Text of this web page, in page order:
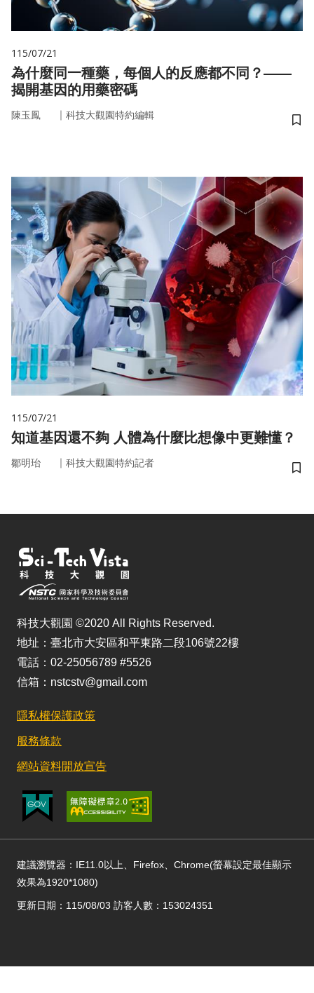
115/07/21
為什麼同一種藥，每個人的反應都不同？——
揭開基因的用藥密碼
陳玉鳳 ｜ 科技大觀園特約編輯
儲
115/07/21
知道基因還不夠 人體為什麼比想像中更難懂？
鄒明珆 ｜ 科技大觀園特約記者
儲
科技大觀園 ©2020 All Rights Reserved.
地址：臺北市大安區和平東路二段106號22樓
電話：02-25056789 #5526
信箱：nstcstv@gmail.com
隱私權保護政策
服務條款
網站資料開放宣告
建議瀏覽器：IE11.0以上、Firefox、Chrome(螢幕設定最佳顯示
效果為1920*1080)
更新日期：115/08/03 訪客人數：153024351